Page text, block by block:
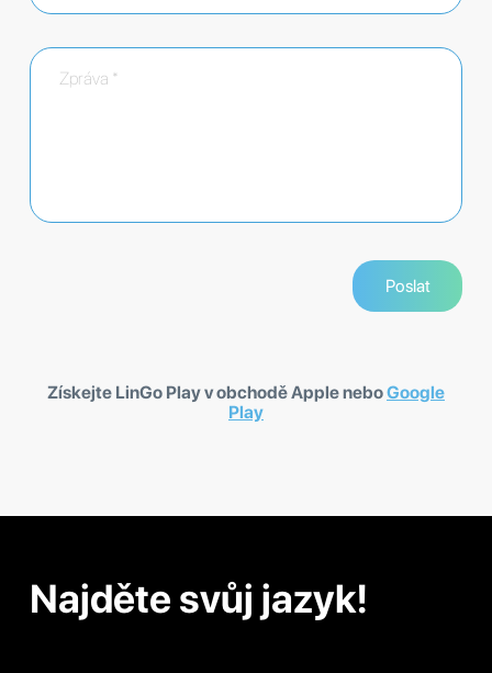
Získejte LinGo Play v obchodě Apple neboGoogle
Play
Najděte svůj jazyk!